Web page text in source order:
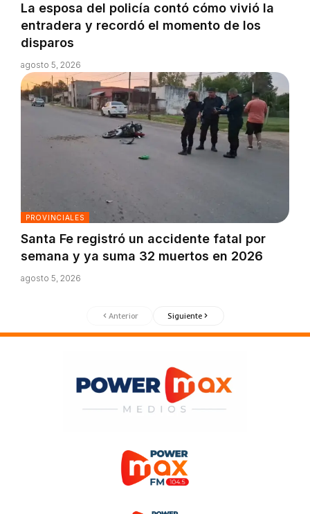
La esposa del policía contó cómo vivió la
entradera y recordó el momento de los
disparos
agosto 5, 2026
PROVINCIALES
Santa Fe registró un accidente fatal por
semana y ya suma 32 muertos en 2026
agosto 5, 2026
Anterior Siguiente